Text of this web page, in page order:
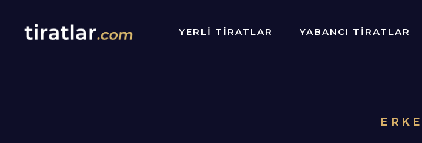
YERLİ TİRATLAR YABANCI TİRATLAR